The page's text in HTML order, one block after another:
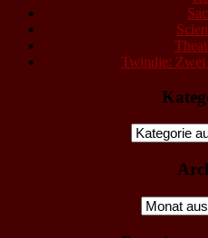
Twindie: Zwei
Kategorien
Archiv